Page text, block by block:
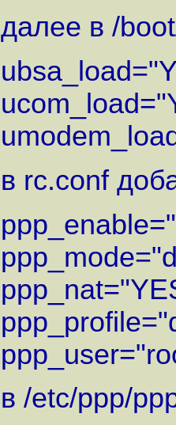
далее в /
в rc.conf
в /etc/ppp/